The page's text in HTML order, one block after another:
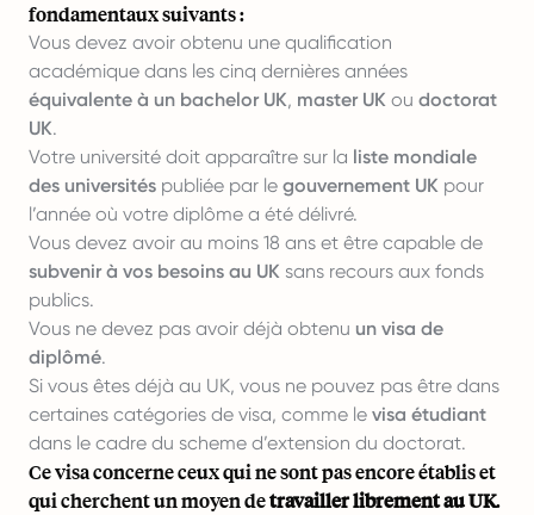
fondamentaux suivants :
Vous devez avoir obtenu une qualification
académique dans les cinq dernières années
équivalente à un bachelor UK, master UK ou doctorat
UK.
Votre université doit apparaître sur la liste mondiale
des universités publiée par le gouvernement UK pour
l’année où votre diplôme a été délivré.
Vous devez avoir au moins 18 ans et être capable de
subvenir à vos besoins au UK sans recours aux fonds
publics.
Vous ne devez pas avoir déjà obtenu un visa de
diplômé.
Si vous êtes déjà au UK, vous ne pouvez pas être dans
certaines catégories de visa, comme le visa étudiant
dans le cadre du scheme d’extension du doctorat.
Ce visa concerne ceux qui ne sont pas encore établis et
qui cherchent un moyen detravailler librement au UK.